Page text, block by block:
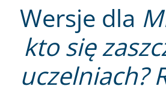
Wersje dla
kto się
uczelniach?